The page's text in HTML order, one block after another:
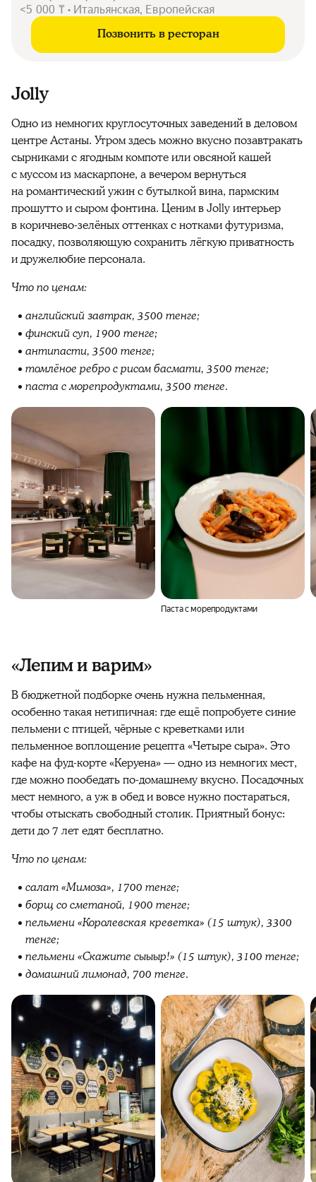
<5 000 ₸ • Итальянская, Европейская
Позвонить в ресторан
Jolly
Одно из немногих круглосуточных заведений в деловом
центре Астаны. Утром здесь можно вкусно позавтракать
сырниками с ягодным компоте или овсяной кашей
с муссом из маскарпоне, а вечером вернуться
на романтический ужин с бутылкой вина, пармским
прошутто и сыром фонтина. Ценим в Jolly интерьер
в коричнево-зелёных оттенках с нотками футуризма,
посадку, позволяющую сохранить лёгкую приватность
и дружелюбие персонала.
Что по ценам:
английский завтрак, 3500 тенге;
финский суп, 1900 тенге;
антипасти, 3500 тенге;
томлёное ребро с рисом басмати, 3500 тенге;
паста с морепродуктами, 3500 тенге.
Паста с морепродуктами
«Лепим и варим»
В бюджетной подборке очень нужна пельменная,
особенно такая нетипичная: где ещё попробуете синие
пельмени с птицей, чёрные с креветками или
пельменное воплощение рецепта «Четыре сыра». Это
кафе на фуд-корте «Керуена» — одно из немногих мест,
где можно пообедать по-домашнему вкусно. Посадочных
мест немного, а уж в обед и вовсе нужно постараться,
чтобы отыскать свободный столик. Приятный бонус:
дети до 7 лет едят бесплатно.
Что по ценам:
салат «Мимоза», 1700 тенге;
борщ со сметаной, 1900 тенге;
пельмени «Королевская креветка» (15 штук), 3300
тенге;
пельмени «Скажите сыыыр!» (15 штук), 3100 тенге;
домашний лимонад, 700 тенге.